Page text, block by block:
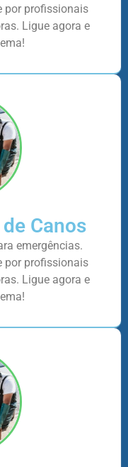
por profissionais
Ligue agora e
Canos
emergências.
por profissionais
Ligue agora e